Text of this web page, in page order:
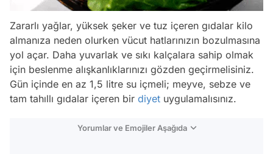
Zararlı yağlar, yüksek şeker ve tuz içeren gıdalar kilo
almanıza neden olurken vücut hatlarınızın bozulmasına
yol açar. Daha yuvarlak ve sıkı kalçalara sahip olmak
için beslenme alışkanlıklarınızı gözden geçirmelisiniz.
Gün içinde en az 1,5 litre su içmeli; meyve, sebze ve
tam tahıllı gıdalar içeren bir diyet uygulamalısınız.
Yorumlar ve Emojiler Aşağıda